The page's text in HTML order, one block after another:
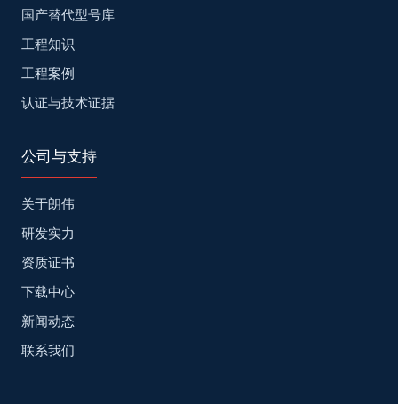
国产替代型号库
工程知识
工程案例
认证与技术证据
公司与支持
关于朗伟
研发实力
资质证书
下载中心
新闻动态
联系我们